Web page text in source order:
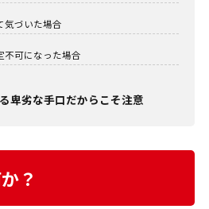
気づいた場合
不可になった場合
卑劣な手口だからこそ注意
？